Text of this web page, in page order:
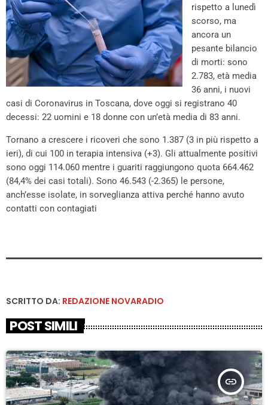
rispetto a lunedì
scorso, ma
ancora un
pesante bilancio
di morti: sono
2.783, età media
36 anni, i nuovi
casi di Coronavirus in Toscana, dove oggi si registrano 40
decessi: 22 uomini e 18 donne con un’età media di 83 anni.
Tornano a crescere i ricoveri che sono 1.387 (3 in più rispetto a
ieri), di cui 100 in terapia intensiva (+3). Gli attualmente positivi
sono oggi 114.060 mentre i guariti raggiungono quota 664.462
(84,4% dei casi totali). Sono 46.543 (-2.365) le persone,
anch’esse isolate, in sorveglianza attiva perché hanno avuto
contatti con contagiati
SCRITTO DA: REDAZIONE NOVARADIO
POST SIMILI
insert_link